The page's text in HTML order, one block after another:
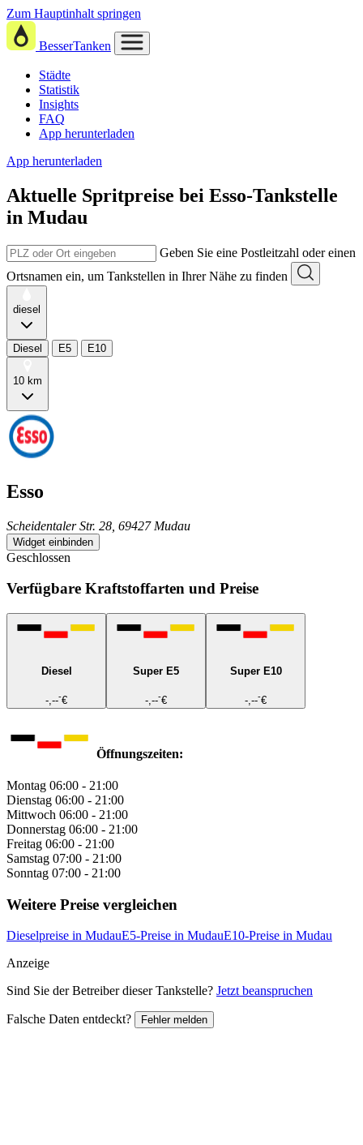
Zum Hauptinhalt springen
BesserTanken
Städte
Statistik
Insights
FAQ
App herunterladen
App herunterladen
Aktuelle Spritpreise bei Esso-Tankstelle
in Mudau
Geben Sie eine Postleitzahl oder einen
Ortsnamen ein, um Tankstellen in Ihrer Nähe zu finden
diesel
Diesel E5 E10
10 km
Esso
Scheidentaler Str. 28, 69427 Mudau
Widget einbinden
Geschlossen
Verfügbare Kraftstoffarten und Preise
Diesel
-,---€
Super E5
-,---€
Super E10
-,---€
Öffnungszeiten:
Montag 06:00 - 21:00
Dienstag 06:00 - 21:00
Mittwoch 06:00 - 21:00
Donnerstag 06:00 - 21:00
Freitag 06:00 - 21:00
Samstag 07:00 - 21:00
Sonntag 07:00 - 21:00
Weitere Preise vergleichen
Dieselpreise in MudauE5-Preise in MudauE10-Preise in Mudau
Anzeige
Sind Sie der Betreiber dieser Tankstelle? Jetzt beanspruchen
Falsche Daten entdeckt? Fehler melden